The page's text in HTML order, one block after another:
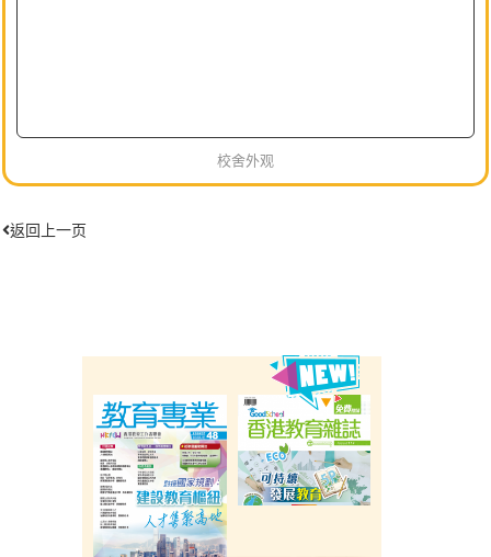
校舍外观
返回上一页